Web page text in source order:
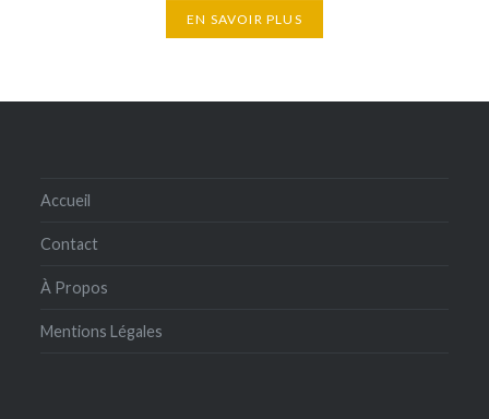
EN SAVOIR PLUS
Accueil
Contact
À Propos
Mentions Légales